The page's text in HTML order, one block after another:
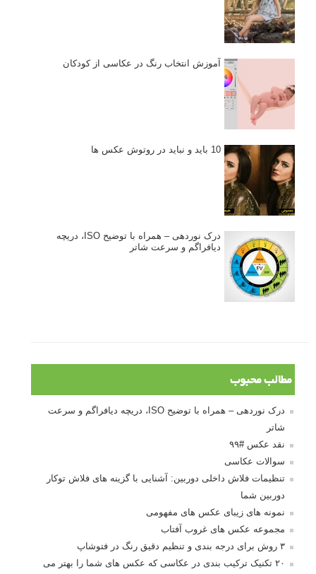
آموزش انتخاب رنگ در عکاسی از کودکان
10 باید و نباید در روتوش عکس ها
درک نوردهی – همراه با توضیح ISO، دریچه
دیافراگم و سرعت شاتر
مطالب محبوب
درک نوردهی – همراه با توضیح ISO، دریچه دیافراگم و سرعت
شاتر
نقد عکس #۹۹
سوالات عکاسی
تنظیمات فلاش داخلی دوربین: آشنایی با گزینه های فلاش توکار
دوربین شما
نمونه های زیبای عکس های مفهومی
مجموعه عکس های غروب آفتاب
۳ روش برای درجه بندی و تنظیم دقیق رنگ در فتوشاپ
۲۰ تکنیک ترکیب بندی در عکاسی که عکس های شما را بهتر می